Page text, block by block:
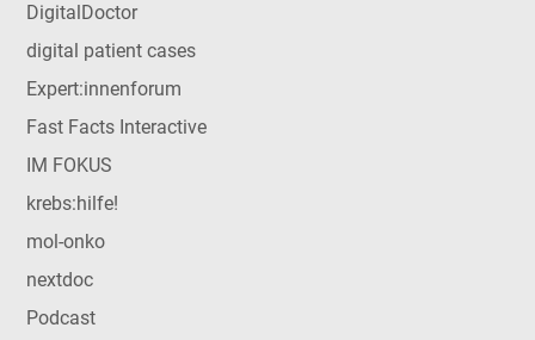
DigitalDoctor
digital patient cases
Expert:innenforum
Fast Facts Interactive
IM FOKUS
krebs:hilfe!
mol-onko
nextdoc
Podcast